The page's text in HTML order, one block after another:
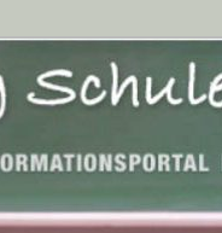
Beruf